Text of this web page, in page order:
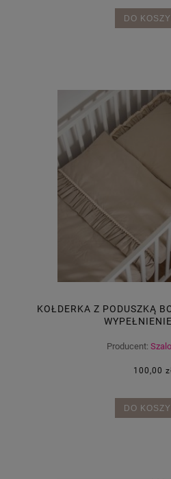
DO
KOŁDERKA Z PODUSZKĄ
Producent:
100,00
DO